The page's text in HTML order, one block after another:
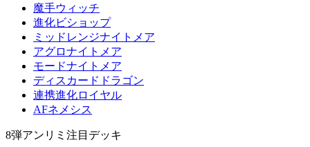
魔手ウィッチ
進化ビショップ
ミッドレンジナイトメア
アグロナイトメア
モードナイトメア
ディスカードドラゴン
連携進化ロイヤル
AFネメシス
8弾アンリミ注目デッキ